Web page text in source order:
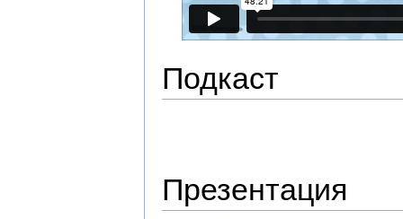
Подкаст
Презентация